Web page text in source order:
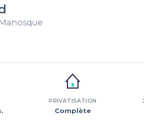
PRIVATISATION
Complète